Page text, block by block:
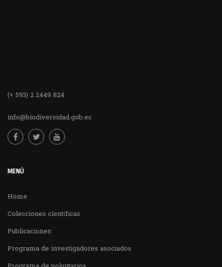
(+ 593) 2 2449 824
info@biodiversidad.gob.ec
MENÚ
Home
Colecciones científicas
Publicaciones
Programa de investigadores asociados